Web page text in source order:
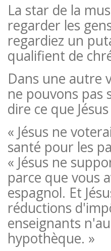
La star de la
regarder les
regardiez un
qualifient de
Dans une autre
ne pouvons pas
dire ce que
« Jésus ne
santé pour les
« Jésus ne
parce que vous
espagnol. Et
réductions
enseignants
hypothèque. »